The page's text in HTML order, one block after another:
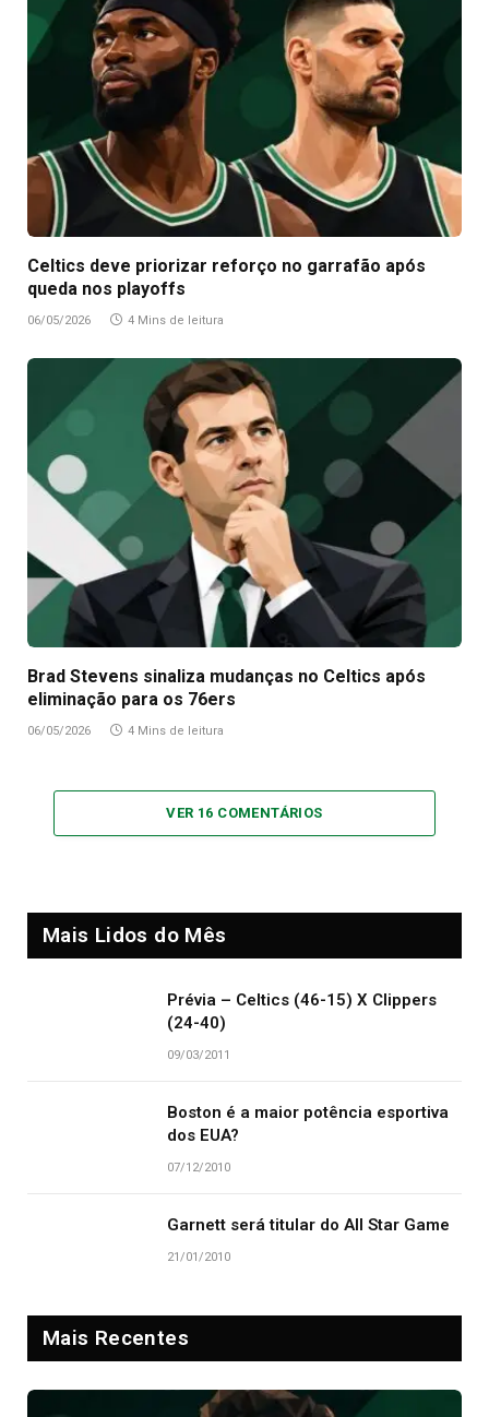
Celtics deve priorizar reforço no garrafão após
queda nos playoffs
06/05/2026 4 Mins de leitura
Brad Stevens sinaliza mudanças no Celtics após
eliminação para os 76ers
06/05/2026 4 Mins de leitura
VER 16 COMENTÁRIOS
Mais Lidos do Mês
Prévia – Celtics (46-15) X Clippers
(24-40)
09/03/2011
Boston é a maior potência esportiva
dos EUA?
07/12/2010
Garnett será titular do All Star Game
21/01/2010
Mais Recentes